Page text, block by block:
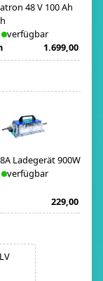
48 V 100 Ah
verfügbar
1.699,00 €
Ladegerät 900W
verfügbar
229,00 €